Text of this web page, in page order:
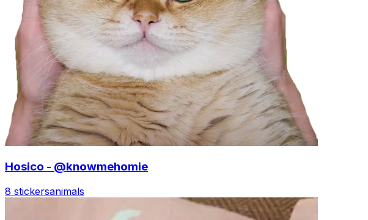
Hosico - @knowmehomie
8 stickersanimals